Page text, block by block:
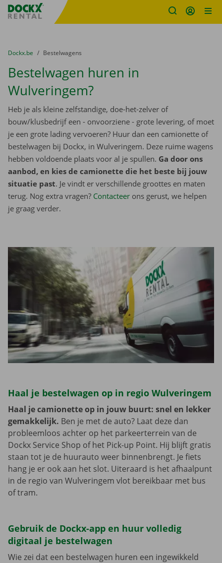
Fratello DEMO
U bevindt zich hier:
van
Dockx.be naar
Bestelwagens
Bestelwagen huren in
Wulveringem?
Heb je als kleine zelfstandige, doe-het-zelver of
bouw/klusbedrijf een - onvoorziene - grote levering, of moet
je een grote lading vervoeren? Huur dan een camionette of
bestelwagen bij Dockx, in Wulveringem. Deze ruime wagens
hebben voldoende plaats voor al je spullen. Ga door ons
aanbod, en kies de camionette die het beste bij jouw
situatie past. Je vindt er verschillende groottes en maten
terug. Nog extra vragen? Contacteer ons gerust, we helpen
je graag verder.
Haal je bestelwagen op in regio Wulveringem
Haal je camionette op in jouw buurt: snel en lekker
gemakkelijk. Ben je met de auto? Laat deze dan
probleemloos achter op het parkeerterrein van de
Dockx Service Shop of het Pick-up Point. Hij blijft gratis
staan tot je de huurauto weer binnenbrengt. Je fiets
hang je er ook aan het slot. Uiteraard is het afhaalpunt
in de regio van Wulveringem vlot bereikbaar met bus
of tram.
Gebruik de Dockx-app en huur volledig
digitaal je bestelwagen
Wie zei dat een bestelwagen huren een ingewikkeld